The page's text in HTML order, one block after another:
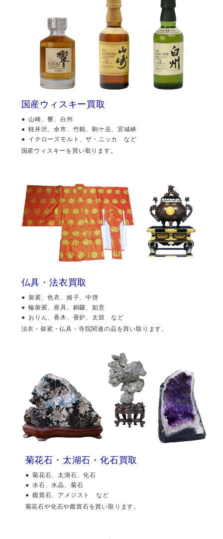
国産ウィスキー買取
山崎、響、白州
軽井沢、余市、竹鶴、駒ケ岳、宮城峡
イチローズモルト、ザ・ニッカ など
国産ウィスキーを買い取ります。
仏具・法衣買取
袈裟、色衣、絡子、中啓
輪袈裟、座具、銅鑼、如意
おりん、香木、香炉、太鼓 など
法衣・袈裟・仏具・寺院関連の品を買い取ります。
菊花石・太湖石・化石買取
菊花石、太湖石、化石
水石、水晶、菊石
鑑賞石、アメジスト など
菊花石や化石や鑑賞石を買い取ります。